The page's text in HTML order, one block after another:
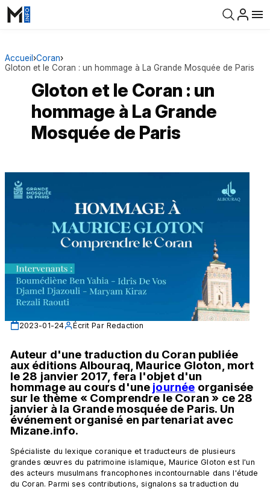
Accueil ›Coran›
Gloton et le Coran : un hommage à La Grande Mosquée de Paris
Gloton et le Coran : un
hommage à La Grande
Mosquée de Paris
2023-01-24 Écrit Par Redaction
Auteur d'une traduction du Coran publiée
aux éditions Albouraq, Maurice Gloton, mort
le 28 janvier 2017, fera l'objet d'un
hommage au cours d'une journée organisée
sur le thème « Comprendre le Coran » ce 28
janvier à la Grande mosquée de Paris. Un
événement organisé en partenariat avec
Mizane.info.
Spécialiste du lexique coranique et traducteurs de plusieurs
grandes œuvres du patrimoine islamique, Maurice Gloton est l'un
des acteurs musulmans francophones incontournable dans l'étude
du Coran. Parmi ses contributions, signalons sa traduction du